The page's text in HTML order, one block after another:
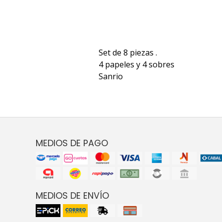
Set de 8 piezas .
4 papeles y 4 sobres
Sanrio
MEDIOS DE PAGO
MEDIOS DE ENVÍO